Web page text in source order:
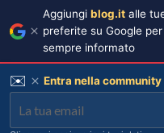
Aggiungi blog.it alle
preferite su Google
sempre informato
✉️ Entra nella